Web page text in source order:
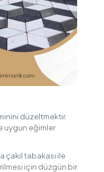
düzeltmektir.
uygun eğimler
çakıl tabakası ile
için düzgün bir